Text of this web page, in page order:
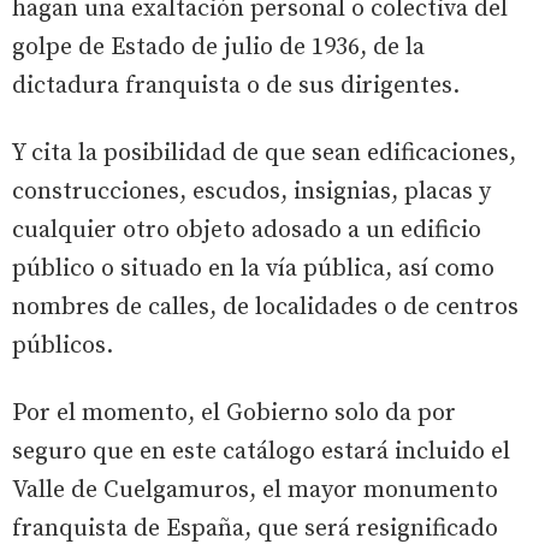
hagan una exaltación personal o colectiva del
golpe de Estado de julio de 1936, de la
dictadura franquista o de sus dirigentes.
Y cita la posibilidad de que sean edificaciones,
construcciones, escudos, insignias, placas y
cualquier otro objeto adosado a un edificio
público o situado en la vía pública, así como
nombres de calles, de localidades o de centros
públicos.
Por el momento, el Gobierno solo da por
seguro que en este catálogo estará incluido el
Valle de Cuelgamuros, el mayor monumento
franquista de España, que será resignificado